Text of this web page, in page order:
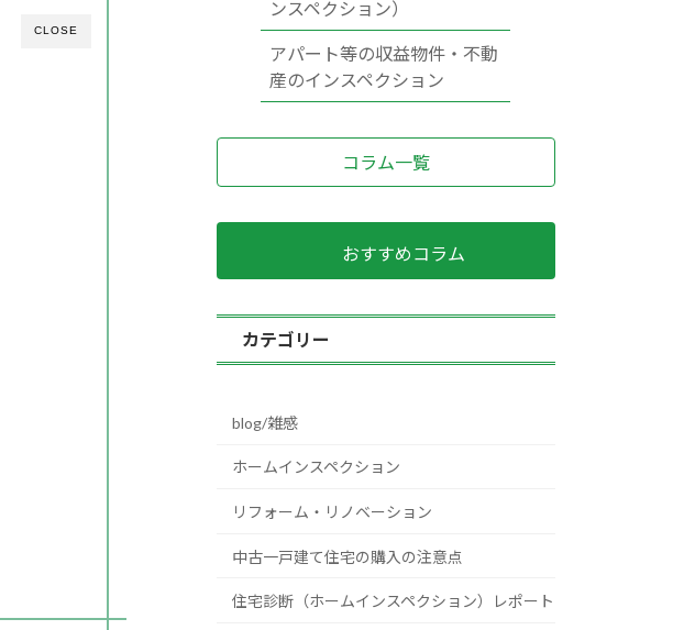
CLOSE
ンスペクション）
アパート等の収益物件・不動
産のインスペクション
コラム一覧
おすすめコラム
カテゴリー
blog/雑感
ホームインスペクション
リフォーム・リノベーション
中古一戸建て住宅の購入の注意点
住宅診断（ホームインスペクション）レポート